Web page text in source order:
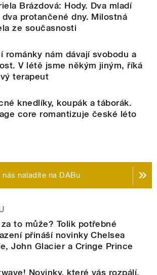
Brázdová: Hody. Dva mladí
dva protančené dny. Milostná
ze současnosti
románky nám dávají svobodu a
V létě jsme někým jiným, říká
terapeut
knedlíky, koupák a táborák.
core romantizuje české léto
nás naladíte na DABu
to může? Tolik potřebné
přináší novinky Chelsea
John Glacier a Cringe Prince
Novinky, které vás rozpálí,